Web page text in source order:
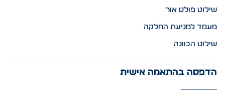
שילוט פולט אור
מעמד למניעת החלקה
שילוט הכוונה
הדפסה בהתאמה אישית